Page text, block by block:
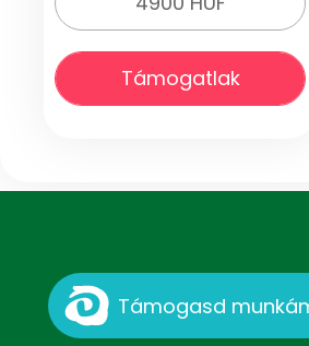
Támogatlak
Támogasd